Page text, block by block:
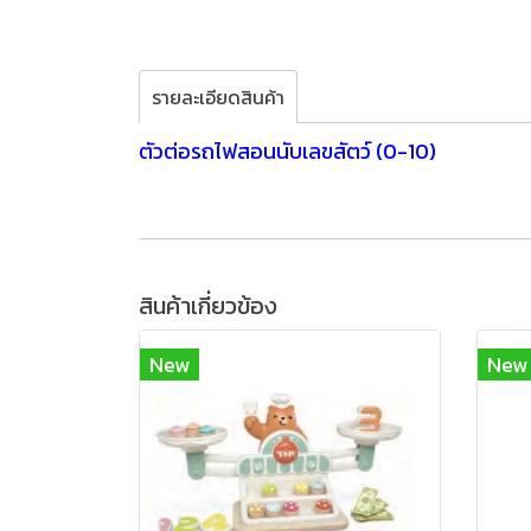
รายละเอียดสินค้า
ตัวต่อรถไฟสอนนับเลขสัตว์ (0-10)
สินค้าเกี่ยวข้อง
New New